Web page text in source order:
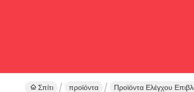
Σπίτι προϊόντα Προϊόντα Ελέγχου